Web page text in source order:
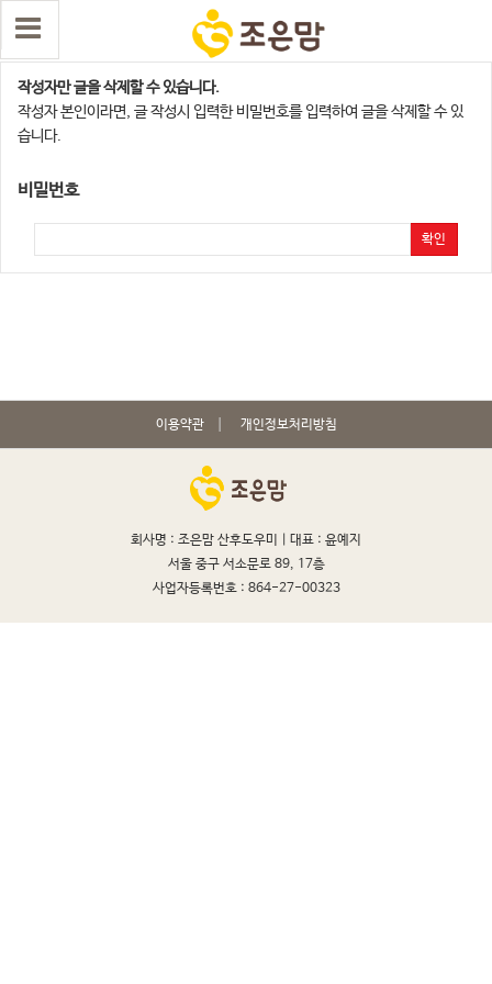
댓글 삭제
작성자만 글을 삭제할 수 있습니다.
작성자 본인이라면, 글 작성시 입력한 비밀번호를 입력하여 글을 삭제할 수 있
습니다.
비밀번호
확인
이용약관 개인정보처리방침
회사명 : 조은맘 산후도우미 | 대표 : 윤예지
서울 중구 서소문로 89, 17층
사업자등록번호 : 864-27-00323